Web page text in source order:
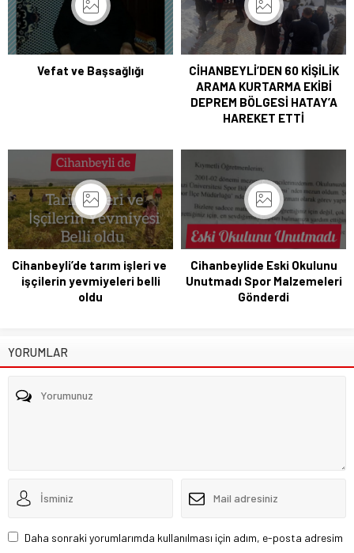
Vefat ve Başsağlığı
CİHANBEYLİ’DEN 60 KİŞİLİK
ARAMA KURTARMA EKİBİ
DEPREM BÖLGESİ HATAY’A
HAREKET ETTİ
Cihanbeyli’de tarım işleri ve
işçilerin yevmiyeleri belli
oldu
Cihanbeylide Eski Okulunu
Unutmadı Spor Malzemeleri
Gönderdi
YORUMLAR
Daha sonraki yorumlarımda kullanılması için adım, e-posta adresim